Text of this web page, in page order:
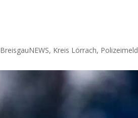
BreisgauNEWS, Kreis Lörrach,